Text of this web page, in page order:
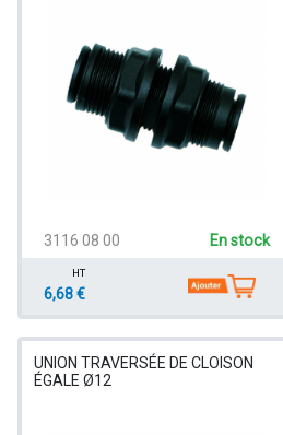
3116 08 00 En stock
HT
6,68 €
UNION TRAVERSÉE DE CLOISON
ÉGALE Ø12